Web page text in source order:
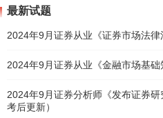
最新试题
2024年9月证券从业《证券市场法律
2024年9月证券从业《金融市场基础
2024年9月证券分析师《发布证券
考后更新）